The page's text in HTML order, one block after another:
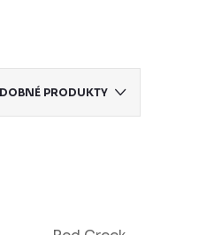
PRODUKTY